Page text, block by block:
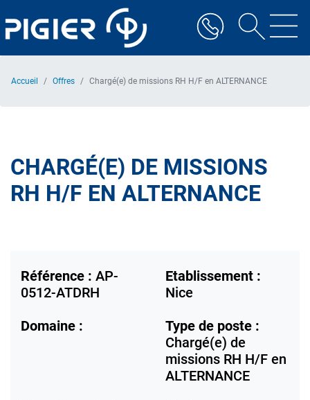
au
contenu
Accueil Offres Chargé(e) de missions RH H/F en ALTERNANCE
CHARGÉ(E) DE MISSIONS
RH H/F EN ALTERNANCE
Référence : AP-
0512-ATDRH
Etablissement :
Nice
Domaine :
Type de poste :
Chargé(e) de
missions RH H/F en
ALTERNANCE